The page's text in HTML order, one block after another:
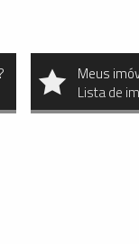
Meus
Lista de